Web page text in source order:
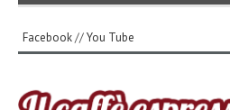
Facebook//You Tube